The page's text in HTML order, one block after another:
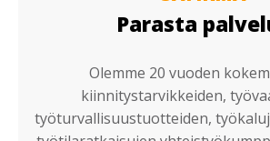
Parasta
Olemme 20 vuoden
kiinnitystarvikkeiden,
työturvallisuustuotteiden,